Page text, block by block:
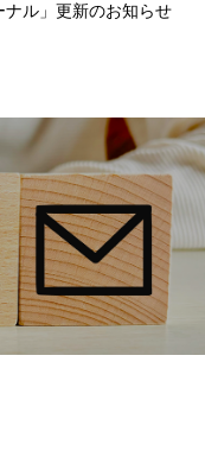
ナル」更新のお知らせ